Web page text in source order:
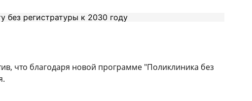
что благодаря новой программе "Поликлиника без